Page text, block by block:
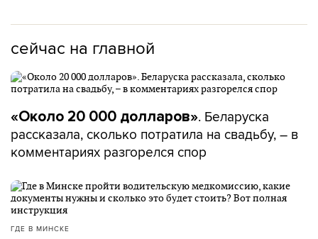
сейчас на главной
«Около 20 000 долларов». Беларуска
рассказала, сколько потратила на свадьбу, – в
комментариях разгорелся спор
ГДЕ В МИНСКЕ